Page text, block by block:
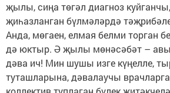
җылы, сиңа төгәл диагноз
җиһазланган бүлмәләрдә
Анда, мөгаен, елмая белми торган
дә юктыр. Ә җылы мөнәсәбәт –
дәва ич! Мин шушы изге күңелле,
туташларына, дәвалаучы